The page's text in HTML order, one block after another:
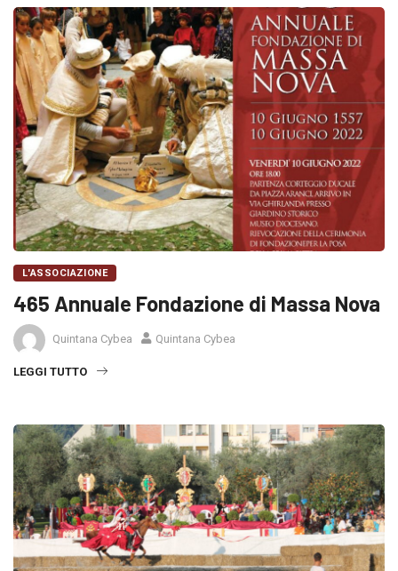
L'ASSOCIAZIONE
465 Annuale Fondazione di Massa Nova
Quintana Cybea Quintana Cybea
LEGGI TUTTO